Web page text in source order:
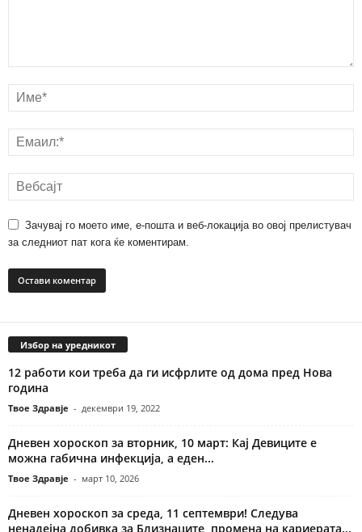
Зачувај го моето име, е-пошта и веб-локација во овој прелистувач
за следниот пат кога ќе коментирам.
Избор на уредникот
12 работи кои треба да ги исфрлите од дома пред Нова
година
Твое Здравје - декември 19, 2022
Дневен хороскоп за вторник, 10 март: Кај Девиците е
можна габична инфекција, а еден...
Твое Здравје - март 10, 2026
Дневен хороскоп за среда, 11 септември! Следува
ненадејна добивка за Близнаците, промена на кариерата...